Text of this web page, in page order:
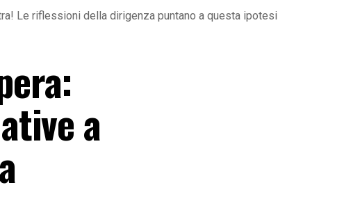
Le riflessioni della dirigenza puntano a questa ipotesi
a